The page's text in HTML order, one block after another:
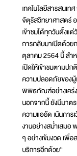
เทคโนโลยีสารสนเ
จัตุรัสวิทยาศาสตร์ อ
เข้าชมได้ทุกวันตั้งแ
การกลับมาเปิดด้ว
ตุลาคม 2564 นี้ สำ
เปิดให้เข้าชมตามป
ความปลอดภัยของผู้
พิพิธภัณฑ์อย่างเคร่ง
นอกจากนี้ ยังมีมาต
ความแออัด เน้นการ
งานอย่างสม่ำเสมอ
ๆ อย่างเข้มงวด เพื่
บริการอีกด้วย”